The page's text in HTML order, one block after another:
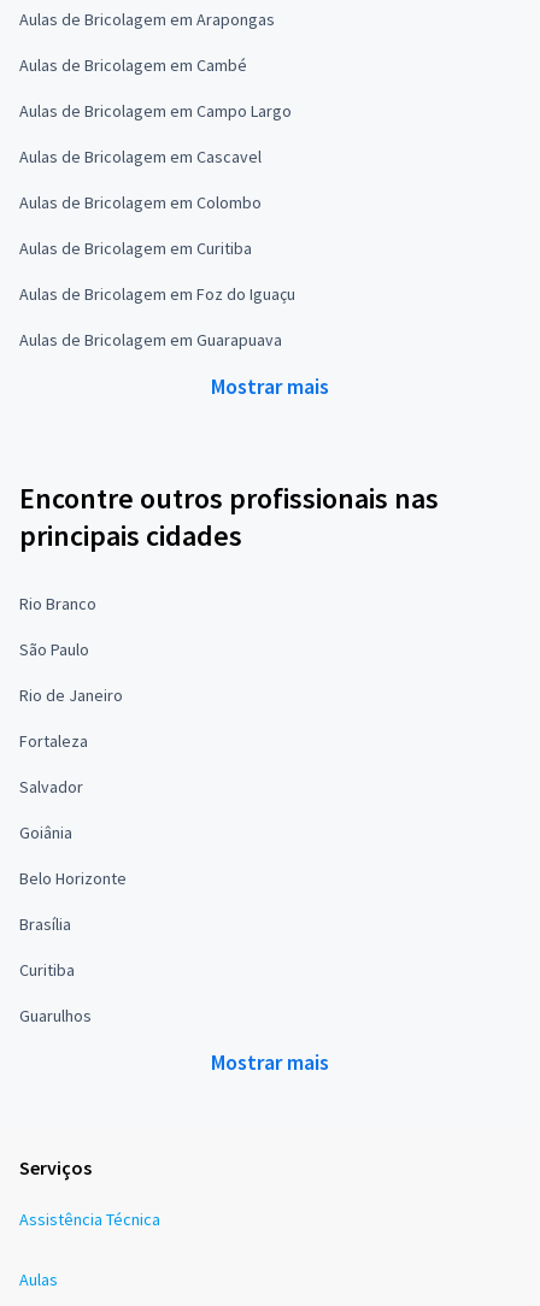
Aulas de Bricolagem em Arapongas
Aulas de Bricolagem em Cambé
Aulas de Bricolagem em Campo Largo
Aulas de Bricolagem em Cascavel
Aulas de Bricolagem em Colombo
Aulas de Bricolagem em Curitiba
Aulas de Bricolagem em Foz do Iguaçu
Aulas de Bricolagem em Guarapuava
Mostrar mais
Encontre outros profissionais nas
principais cidades
Rio Branco
São Paulo
Rio de Janeiro
Fortaleza
Salvador
Goiânia
Belo Horizonte
Brasília
Curitiba
Guarulhos
Mostrar mais
Serviços
Assistência Técnica
Aulas